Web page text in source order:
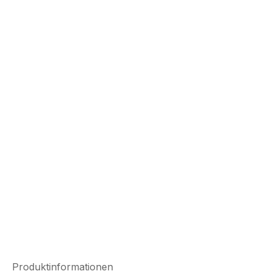
Produktinformationen